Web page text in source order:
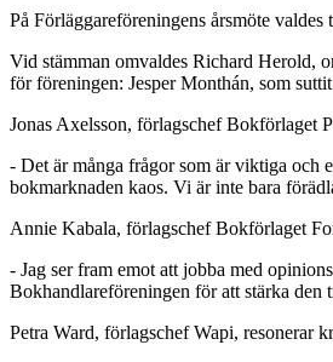
På Förläggareföreningens årsmöte
Vid stämman omvaldes Richard Herold,
för föreningen: Jesper Monthán, som
Jonas Axelsson, förlagschef Bokförlaget
- Det är många frågor som är viktiga och
bokmarknaden kaos. Vi är inte bara
Annie Kabala, förlagschef Bokförlaget
- Jag ser fram emot att jobba med
Bokhandlareföreningen för att stärka den
Petra Ward, förlagschef Wapi, resonerar